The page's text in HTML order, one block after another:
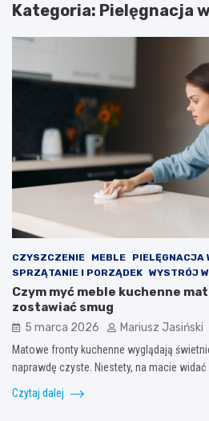
Kategoria: Pielęgnacja
CZYSZCZENIE MEBLE
PIELĘGNACJA
SPRZĄTANIE I PORZĄDEK WYSTRÓJ
Czym myć meble kuchenne
zostawiać smug
5 marca 2026 Mariusz Jasiński
Matowe fronty kuchenne wyglądają
naprawdę czyste. Niestety, na macie widać
Czytaj dalej